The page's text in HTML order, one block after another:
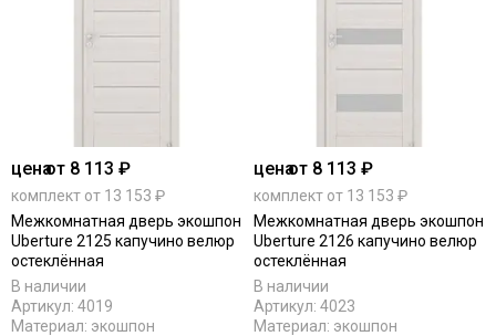
ценаот 8 113 ₽
комплект от 13 153 ₽
Межкомнатная дверь экошпон
Uberture 2125 капучино велюр
остеклённая
В наличии
Артикул: 4019
Материал: экошпон
ценаот 8 113 ₽
комплект от 13 153 ₽
Межкомнатная дверь экошпон
Uberture 2126 капучино велюр
остеклённая
В наличии
Артикул: 4023
Материал: экошпон